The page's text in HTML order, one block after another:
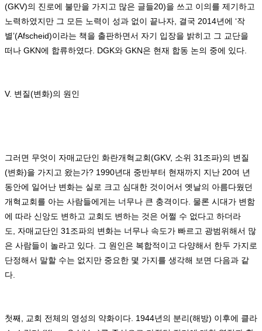
(GKV)의 진로에 불만을 가지고 많은 글들20)을 쓰고 이의를 제기하고
노력하였지만 그 모든 노력이 성과 없이 끝나자 결국 2014년에 ‘작
별’(Afscheid)이라는 책을 출판하면서 자기 입장을 밝히고 그 교단을
떠나 GKN에 합류하였다 . DGK와 GKN은 현재 합동 논의 중에 있다
V. 변질(변화)의 원인
그러면 무엇이 자매교단인 화란개혁교회(GKV, 소위 31 조파)의 변질
(변화)을 가지고 왔는가? 1990년대 중반부터 현재까지 지난 20여 년
동안에 일어난 변화는 실로 크고 심대한 것이어서 옛날의 아름다웠던
개혁교회를 아는 사람들에게는 너무나 큰 충격이다 물론 시대가 변함
에 따라 신앙도 변하고 교회도 변하는 것은 어쩔 수 없다고 하더라
도
자매교단인 31 조파의 변화는 너무나 속도가 빠르고 광범위해서 많
은 사람들이 놀라고 있다
그 원인은 복합적이고 다양해서 한두 가지로
단정해서 말할 수는 없지만 중요한 몇 가지를 생각해 보면 다음과 같
다
첫째 교회 전체의 영성의 약화이다 . 1944년의 분리(해방) 이후에 클라